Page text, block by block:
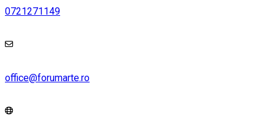
0721271149
office@forumarte.ro